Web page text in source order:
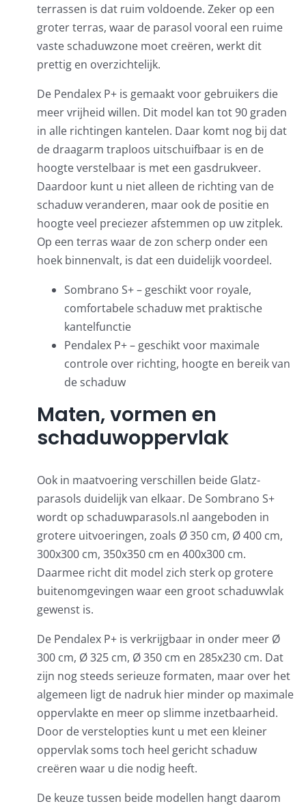
terrassen is dat ruim voldoende. Zeker op een
groter terras, waar de parasol vooral een ruime
vaste schaduwzone moet creëren, werkt dit
prettig en overzichtelijk.
De Pendalex P+ is gemaakt voor gebruikers die
meer vrijheid willen. Dit model kan tot 90 graden
in alle richtingen kantelen. Daar komt nog bij dat
de draagarm traploos uitschuifbaar is en de
hoogte verstelbaar is met een gasdrukveer.
Daardoor kunt u niet alleen de richting van de
schaduw veranderen, maar ook de positie en
hoogte veel preciezer afstemmen op uw zitplek.
Op een terras waar de zon scherp onder een
hoek binnenvalt, is dat een duidelijk voordeel.
Sombrano S+ – geschikt voor royale,
comfortabele schaduw met praktische
kantelfunctie
Pendalex P+ – geschikt voor maximale
controle over richting, hoogte en bereik van
de schaduw
Maten, vormen en
schaduwoppervlak
Ook in maatvoering verschillen beide Glatz-
parasols duidelijk van elkaar. De Sombrano S+
wordt op schaduwparasols.nl aangeboden in
grotere uitvoeringen, zoals Ø 350 cm, Ø 400 cm,
300x300 cm, 350x350 cm en 400x300 cm.
Daarmee richt dit model zich sterk op grotere
buitenomgevingen waar een groot schaduwvlak
gewenst is.
De Pendalex P+ is verkrijgbaar in onder meer Ø
300 cm, Ø 325 cm, Ø 350 cm en 285x230 cm. Dat
zijn nog steeds serieuze formaten, maar over het
algemeen ligt de nadruk hier minder op maximale
oppervlakte en meer op slimme inzetbaarheid.
Door de verstelopties kunt u met een kleiner
oppervlak soms toch heel gericht schaduw
creëren waar u die nodig heeft.
De keuze tussen beide modellen hangt daarom